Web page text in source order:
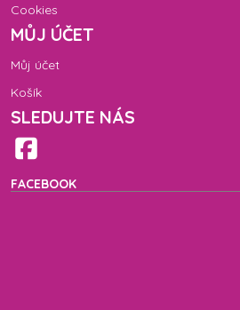
Cookies
MŮJ ÚČET
Můj účet
Košík
SLEDUJTE NÁS
FACEBOOK